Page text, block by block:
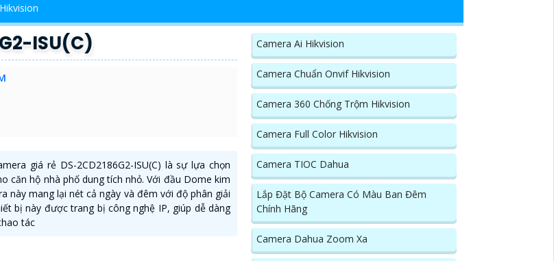
ISU(C)
giá rẻ DS-2CD2186G2-ISU(C) là sự lựa chọn
căn hộ nhà phố dung tích nhỏ. Với đầu Dome kim
này mang lại nét cả ngày và đêm với độ phân giải
bị này được trang bị công nghệ IP, giúp dễ dàng
tác
Camera Ai Hikvision
Camera Chuẩn Onvif Hikvision
Camera 360 Chống Trộm Hikvision
Camera Full Color Hikvision
Camera TIOC Dahua
Lắp Đặt Bộ Camera Có Màu Ban Đêm
Chính Hãng
Camera Dahua Zoom Xa